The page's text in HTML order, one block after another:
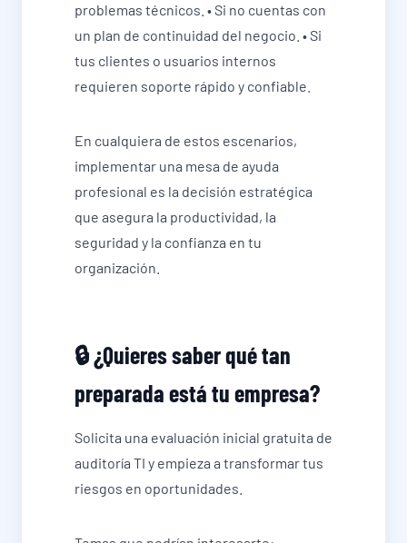
problemas técnicos. • Si no cuentas con
un plan de continuidad del negocio. • Si
tus clientes o usuarios internos
requieren soporte rápido y confiable.
En cualquiera de estos escenarios,
implementar una mesa de ayuda
profesional es la decisión estratégica
que asegura la productividad, la
seguridad y la confianza en tu
organización.
🔒 ¿Quieres saber qué tan
preparada está tu empresa?
Solicita una evaluación inicial gratuita de
auditoría TI y empieza a transformar tus
riesgos en oportunidades.